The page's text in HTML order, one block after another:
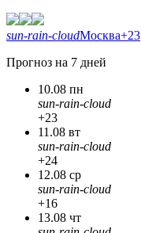
sun-rain-cloudМосква+23
Прогноз на 7 дней
10.08 пн
sun-rain-cloud
+23
11.08 вт
sun-rain-cloud
+24
12.08 ср
sun-rain-cloud
+16
13.08 чт